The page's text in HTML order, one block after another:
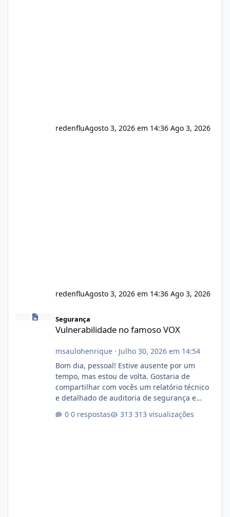
redenfluAgosto 3, 2026 em 14:36 Ago 3, 2026
redenfluAgosto 3, 2026 em 14:36 Ago 3, 2026
Vulnerabilidade no famoso VOX
Segurança
Vulnerabilidade no famoso VOX
msaulohenrique· Julho 30, 2026 em 14:54
Bom dia, pessoal! Estive ausente por um
tempo, mas estou de volta. Gostaria de
compartilhar com vocês um relatório técnico
e detalhado de auditoria de segurança e
atualmente em circulação e comercialização
0 respostas 313 visualizações